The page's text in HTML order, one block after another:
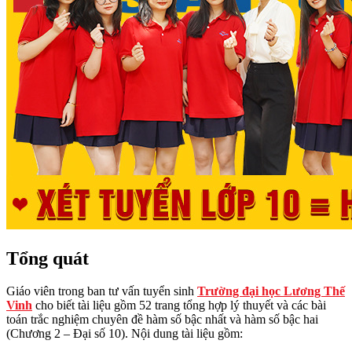
Tổng quát
Giáo viên trong ban tư vấn tuyển sinh Trường đại học Lương Thế
Vinh cho biết tài liệu gồm 52 trang tổng hợp lý thuyết và các bài
toán trắc nghiệm chuyên đề hàm số bậc nhất và hàm số bậc hai
(Chương 2 – Đại số 10). Nội dung tài liệu gồm: